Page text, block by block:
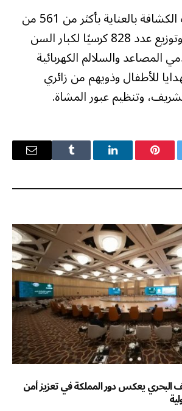
كما قامت فتيات الكشافة بالعناية بأكثر من 561 من
الأطفال التائهين وتوزيع عدد 828 كرسيًا لكبار السن
والسلالم الكهربائية
للأطفال وذويهم من زائري
وتنظيم عبور المشاة.
بينتيريستلينكدإن Tumblr
البريد
يعكس دور المملكة في تعزيز أمن